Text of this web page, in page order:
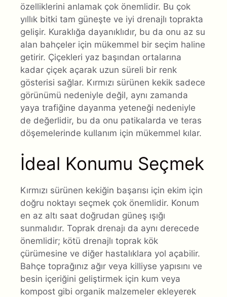
özelliklerini anlamak çok önemlidir. Bu çok
yıllık bitki tam güneşte ve iyi drenajlı toprakta
gelişir. Kuraklığa dayanıklıdır, bu da onu az su
alan bahçeler için mükemmel bir seçim haline
getirir. Çiçekleri yaz başından ortalarına
kadar çiçek açarak uzun süreli bir renk
gösterisi sağlar. Kırmızı sürünen kekik sadece
görünümü nedeniyle değil, aynı zamanda
yaya trafiğine dayanma yeteneği nedeniyle
de değerlidir, bu da onu patikalarda ve teras
döşemelerinde kullanım için mükemmel kılar.
İdeal Konumu Seçmek
Kırmızı sürünen kekiğin başarısı için ekim için
doğru noktayı seçmek çok önemlidir. Konum
en az altı saat doğrudan güneş ışığı
sunmalıdır. Toprak drenajı da aynı derecede
önemlidir; kötü drenajlı toprak kök
çürümesine ve diğer hastalıklara yol açabilir.
Bahçe toprağınız ağır veya killiyse yapısını ve
besin içeriğini geliştirmek için kum veya
kompost gibi organik malzemeler ekleyerek